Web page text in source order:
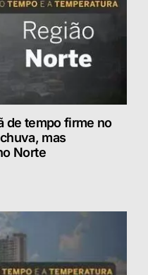
de tempo firme no
mas
Norte